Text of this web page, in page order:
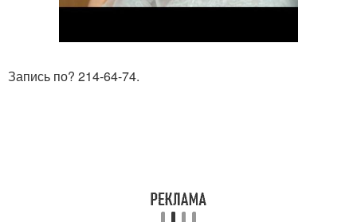
Запись по? 214-64-74.